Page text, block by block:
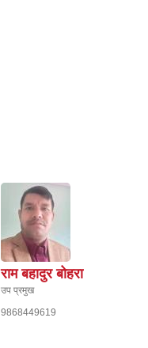
राम बहादुर बोहरा
उप प्रमुख
9868449619